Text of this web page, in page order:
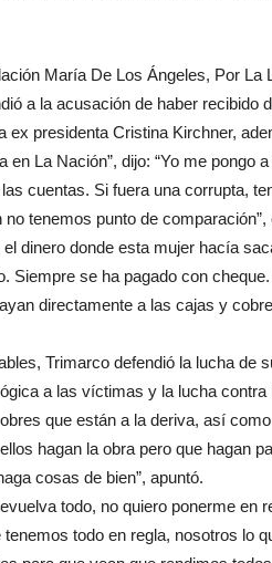
María De Los Ángeles, Por La
a la acusación de haber recibido
ex presidenta Cristina Kirchner,
en La Nación”, dijo: “Yo me pongo
cuentas. Si fuera una corrupta,
tenemos punto de
dinero donde esta mujer hacía
Siempre se ha pagado con
directamente a las cajas y
Trimarco defendió la lucha de
a las víctimas y la lucha contra
que están a la deriva, así
hagan la obra pero que hagan
cosas de bien”, apuntó.
todo, no quiero ponerme en
tenemos todo en regla, nosotros lo